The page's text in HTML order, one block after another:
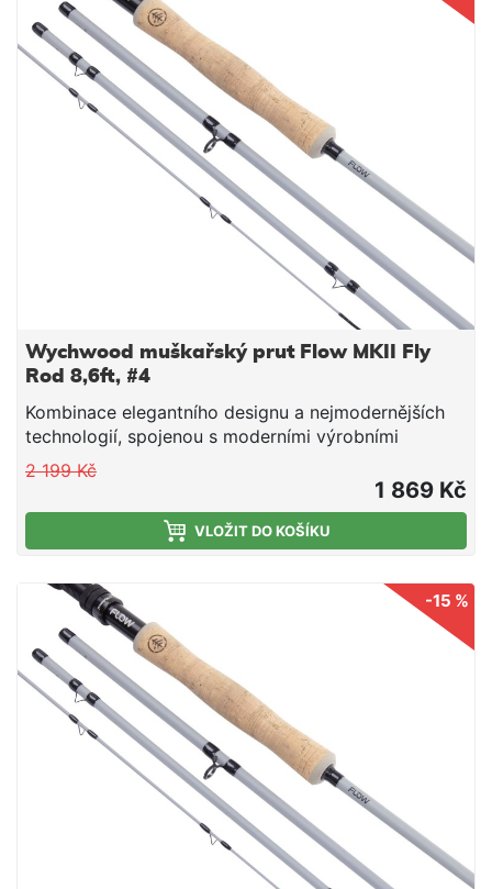
Wychwood muškařský prut Flow MKII Fly
Rod 8,6ft, #4
Kombinace elegantního designu a nejmodernějších
technologií, spojenou s moderními výrobními
postupy, je tato nová řada prutů FLOW navržena tak,
aby splňovala na maximum potřeby moderního
rybáře.
2 199 Kč
1 869 Kč
VLOŽIT DO KOŠÍKU
-15 %